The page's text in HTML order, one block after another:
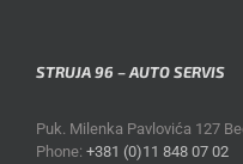
STRUJA 96 – AUTO SERVIS
Puk. Milenka Pavlovića 127
Phone: +381 (0)11 848 07 02